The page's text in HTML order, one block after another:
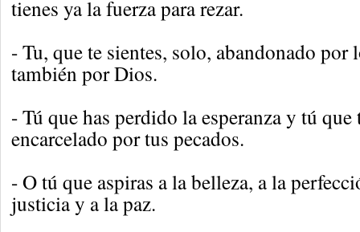
tienes ya la fuerza para rezar.
- Tu, que te sientes, solo, abandonado por
también por Dios.
- Tú que has perdido la esperanza y tú que
encarcelado por tus pecados.
- O tú que aspiras a la belleza, a la
justicia y a la paz.